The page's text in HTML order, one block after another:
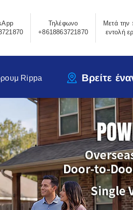
Τηλέφωνο
+8618863721870
Μετά
εντολή
Rippa Βρείτε